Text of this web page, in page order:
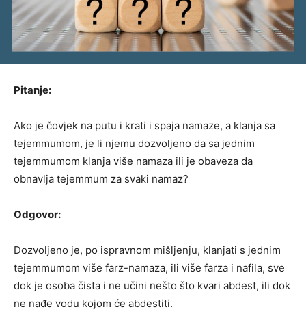
Pitanje:
Ako je čovjek na putu i krati i spaja namaze, a klanja sa
tejemmumom, je li njemu dozvoljeno da sa jednim
tejemmumom klanja više namaza ili je obaveza da
obnavlja tejemmum za svaki namaz?
Odgovor:
Dozvoljeno je, po ispravnom mišljenju, klanjati s jednim
tejemmumom više farz-namaza, ili više farza i nafila, sve
dok je osoba čista i ne učini nešto što kvari abdest, ili dok
ne nađe vodu kojom će abdestiti.